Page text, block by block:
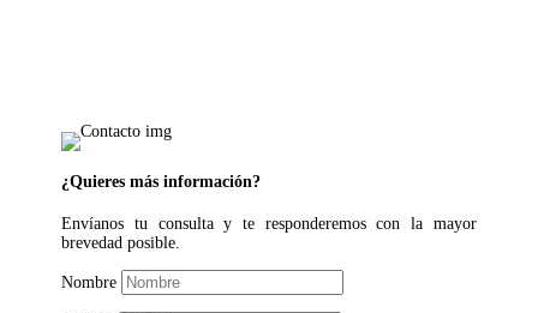
¿Quieres más información?
Envíanos tu consulta y te responderemos con la mayor
brevedad posible.
Nombre